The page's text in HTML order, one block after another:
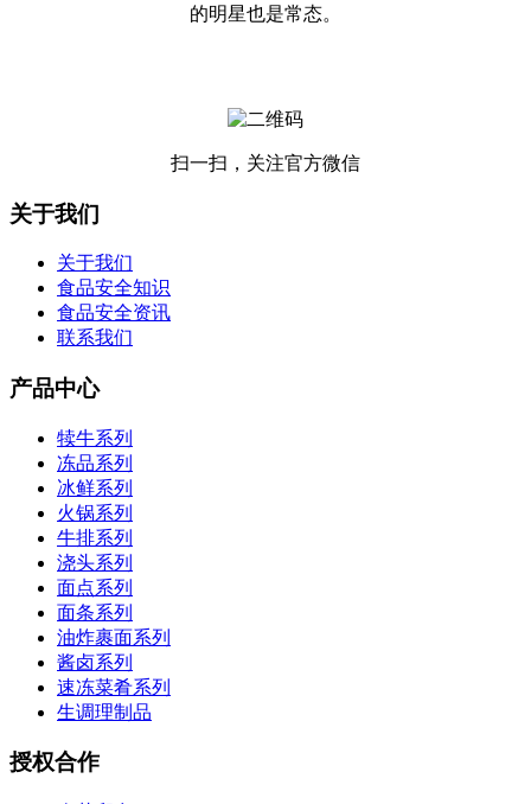
的明星也是常态。
扫一扫，关注官方微信
关于我们
关于我们
食品安全知识
食品安全资讯
联系我们
产品中心
犊牛系列
冻品系列
冰鲜系列
火锅系列
牛排系列
浇头系列
面点系列
面条系列
油炸裹面系列
酱卤系列
速冻菜肴系列
生调理制品
授权合作